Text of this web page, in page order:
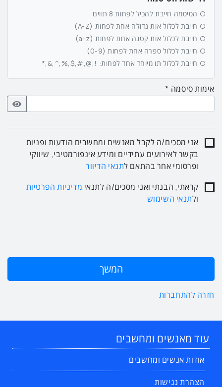
הסיסמה חייבת להכיל לפחות 8 תווים
חייבת לכלול אות גדולה אחת לפחות (A-Z)
חייבת לכלול אות קטנה אחת לפחות (a-z)
חייבת לכלול ספרה אחת לפחות (0-9)
חייבת לכלול תו מיוחד אחד לפחות: !,@,#,$,%,^,&,*
אימות סיסמה
אני מסכים/ה לקבל מאנשים ומחשבים הודעות ופניות
בקשר לאירועים עתידיים ומידע אינפורמטיבי, שיווקי
ופרסומי אחר בהתאם לתנאי הדיוור
קראתי, הבנתי ואני מסכים/ה לתנאי מדיניות הפרטיות
ולתנאי השימוש
חזרה להתחברות
עוד מאנשים ומחשבים
אודות אנשים ומחשבים
הצהרת נגישות